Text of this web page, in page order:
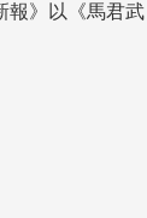
報》以《馬君武